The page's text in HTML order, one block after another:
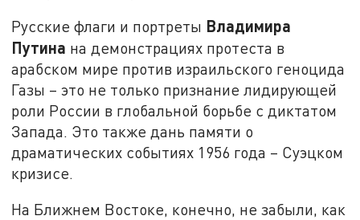
Русские флаги и портреты Владимира
Путина на демонстрациях протеста в
арабском мире против израильского геноцида
Газы – это не только признание лидирующей
роли России в глобальной борьбе с диктатом
Запада. Это также дань памяти о
драматических событиях 1956 года – Суэцком
кризисе.
На Ближнем Востоке, конечно, не забыли, как